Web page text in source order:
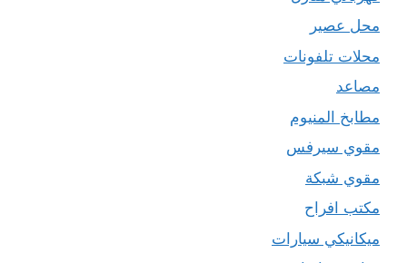
محل عصير
محلات تلفونات
مصاعد
مطابخ المنيوم
مقوي سيرفس
مقوي شبكة
مكتب افراح
ميكانيكي سيارات